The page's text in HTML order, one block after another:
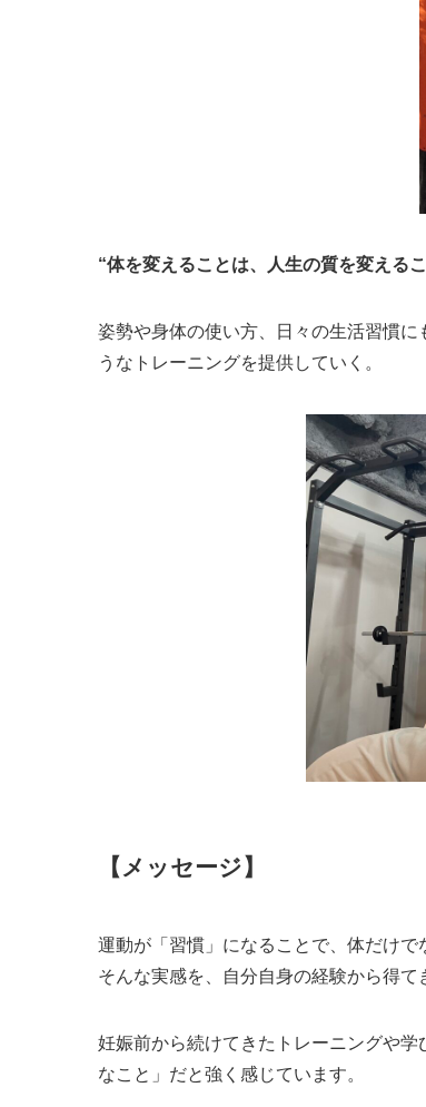
“体を変えることは、人生の質を変える
姿勢や身体の使い方、日々の生活習慣
うなトレーニングを提供していく。
【メッセージ】
運動が「習慣」になることで、体だけ
そんな実感を、自分自身の経験から得て
妊娠前から続けてきたトレーニングや
なこと」だと強く感じています。